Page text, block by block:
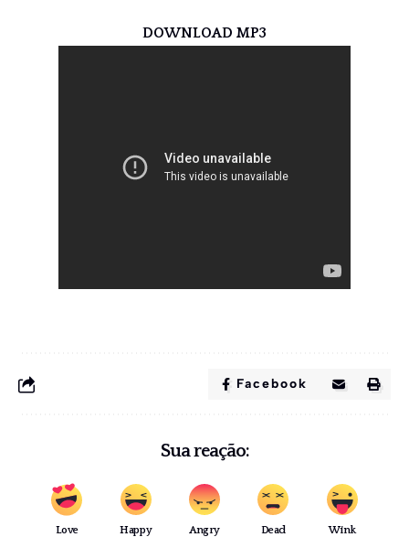
DOWNLOAD MP3
Facebook
Sua reação:
Love Happy Angry Dead Wink